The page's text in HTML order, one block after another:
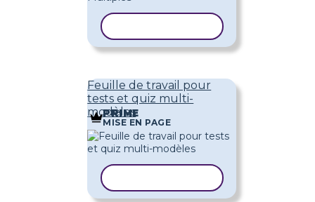
Feuille de travail pour
tests et quiz multi-
modèles
PRIME
MISE EN PAGE